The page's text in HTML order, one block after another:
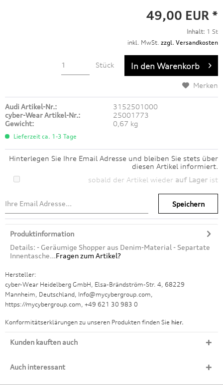
49,00 EUR *
Inhalt: 1 St
inkl. MwSt. zzgl. Versandkosten
Stück In den Warenkorb
Merken
Audi Artikel-Nr.:
3152501000
cyber-Wear Artikel-Nr.:
25001773
Gewicht:
0,67 kg
Lieferzeit ca. 1-3 Tage
Hinterlegen Sie Ihre Email Adresse und bleiben Sie stets über
diesen Artikel informiert.
sobald der Artikel wieder auf Lager ist
Speichern
Produktinformation
Details: - Geräumige Shopper aus Denim-Material - Separtate
Innentasche...Fragen zum Artikel?
Hersteller:
cyber-Wear Heidelberg GmbH, Elsa-Brändström-Str. 4, 68229
Mannheim, Deutschland, Info@mycybergroup.com,
https://mycybergroup.com, +49 621 30 983 0
Konformitätserklärungen zu unseren Produkten finden Sie hier.
Kunden kauften auch
Auch interessant